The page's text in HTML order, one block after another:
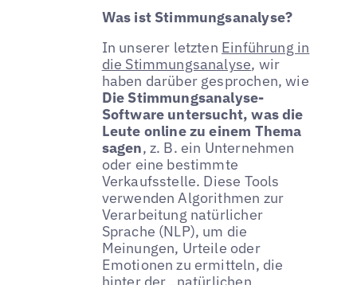
Was ist Stimmungsanalyse?
In unserer letzten Einführung in
die Stimmungsanalyse, wir
haben darüber gesprochen, wie
Die Stimmungsanalyse-
Software untersucht, was die
Leute online zu einem Thema
sagen, z. B. ein Unternehmen
oder eine bestimmte
Verkaufsstelle. Diese Tools
verwenden Algorithmen zur
Verarbeitung natürlicher
Sprache (NLP), um die
Meinungen, Urteile oder
Emotionen zu ermitteln, die